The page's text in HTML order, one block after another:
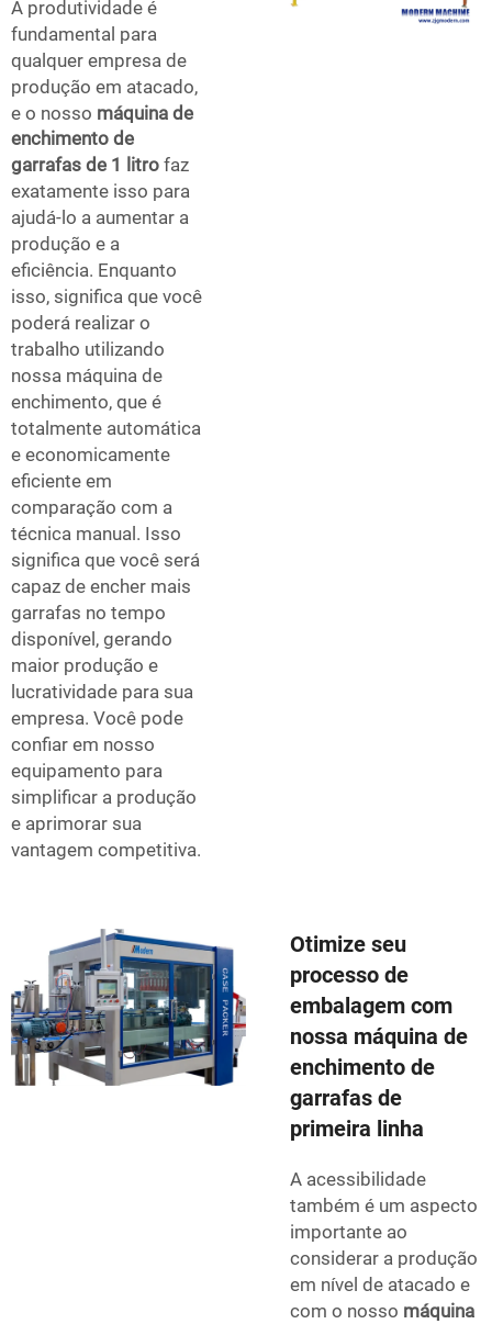
A produtividade é
fundamental para
qualquer empresa de
produção em atacado,
e o nosso máquina de
enchimento de
garrafas de 1 litro faz
exatamente isso para
ajudá-lo a aumentar a
produção e a
eficiência. Enquanto
isso, significa que você
poderá realizar o
trabalho utilizando
nossa máquina de
enchimento, que é
totalmente automática
e economicamente
eficiente em
comparação com a
técnica manual. Isso
significa que você será
capaz de encher mais
garrafas no tempo
disponível, gerando
maior produção e
lucratividade para sua
empresa. Você pode
confiar em nosso
equipamento para
simplificar a produção
e aprimorar sua
vantagem competitiva.
Otimize seu
processo de
embalagem com
nossa máquina de
enchimento de
garrafas de
primeira linha
A acessibilidade
também é um aspecto
importante ao
considerar a produção
em nível de atacado e
com o nosso máquina